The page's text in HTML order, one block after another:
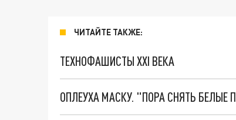
ЧИТАЙТЕ ТАКЖЕ:
ТЕХНОФАШИСТЫ XXI ВЕКА
ОПЛЕУХА МАСКУ. "ПОРА СНЯТЬ БЕЛЫЕ